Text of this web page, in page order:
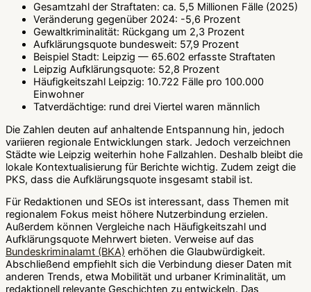
Gesamtzahl der Straftaten: ca. 5,5 Millionen Fälle (2025)
Veränderung gegenüber 2024: -5,6 Prozent
Gewaltkriminalität: Rückgang um 2,3 Prozent
Aufklärungsquote bundesweit: 57,9 Prozent
Beispiel Stadt: Leipzig — 65.602 erfasste Straftaten
Leipzig Aufklärungsquote: 52,8 Prozent
Häufigkeitszahl Leipzig: 10.722 Fälle pro 100.000
Einwohner
Tatverdächtige: rund drei Viertel waren männlich
Die Zahlen deuten auf anhaltende Entspannung hin, jedoch
variieren regionale Entwicklungen stark. Jedoch verzeichnen
Städte wie Leipzig weiterhin hohe Fallzahlen. Deshalb bleibt die
lokale Kontextualisierung für Berichte wichtig. Zudem zeigt die
PKS, dass die Aufklärungsquote insgesamt stabil ist.
Für Redaktionen und SEOs ist interessant, dass Themen mit
regionalem Fokus meist höhere Nutzerbindung erzielen.
Außerdem können Vergleiche nach Häufigkeitszahl und
Aufklärungsquote Mehrwert bieten. Verweise auf das
Bundeskriminalamt (BKA) erhöhen die Glaubwürdigkeit.
Abschließend empfiehlt sich die Verbindung dieser Daten mit
anderen Trends, etwa Mobilität und urbaner Kriminalität, um
redaktionell relevante Geschichten zu entwickeln. Das